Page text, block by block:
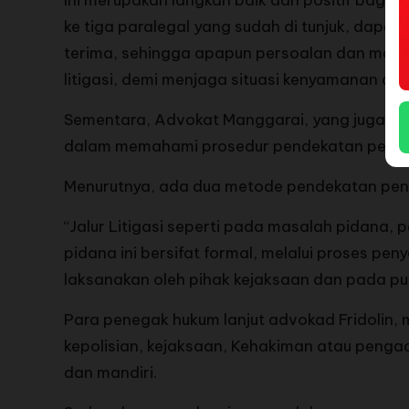
ke tiga paralegal yang sudah di tunjuk,
terima, sehingga apapun persoalan dan
litigasi, demi menjaga situasi kenyamanan
Sementara, Advokat Manggarai, yang juga
dalam memahami prosedur pendekatan
Menurutnya, ada dua metode pendekatan
“Jalur Litigasi seperti pada masalah pidana,
pidana ini bersifat formal, melalui proses
laksanakan oleh pihak kejaksaan dan pada
Para penegak hukum lanjut advokad
kepolisian, kejaksaan, Kehakiman atau
dan mandiri.